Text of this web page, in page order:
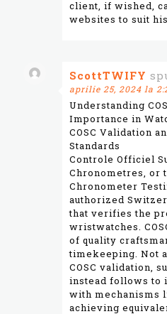
client, if wished,
websites to suit
ScottTWIFY
aprilie 25, 2024 la
Understanding
Importance in
COSC Validation
Standards
Controle Officiel
Chronometres, or
Chronometer
authorized
that verifies the
wristwatches.
of quality
timekeeping. Not
COSC validation,
instead follows to
with mechanisms
achieving